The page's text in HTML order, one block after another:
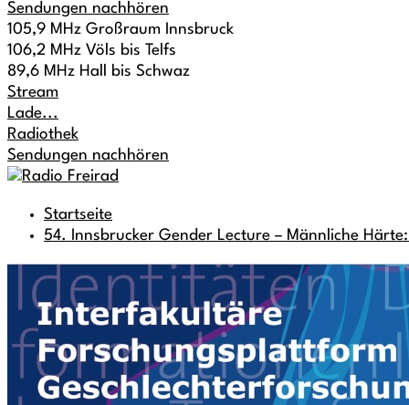
Sendungen nachhören
105,9 MHz Großraum Innsbruck
106,2 MHz Völs bis Telfs
89,6 MHz Hall bis Schwaz
Stream
Lade...
Radiothek
Sendungen nachhören
Startseite
54. Innsbrucker Gender Lecture – Männliche